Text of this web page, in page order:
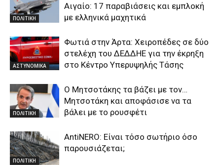
ΠΟΛΙΤΙΚΗ
Αιγαίο: 17 παραβιάσεις και εμπλοκή
με ελληνικά μαχητικά
ΑΣΤΥΝΟΜΙΚΑ
Φωτιά στην Άρτα: Χειροπέδες σε δύο
στελέχη του ΔΕΔΔΗΕ για την έκρηξη
στο Κέντρο Υπερυψηλής Τάσης
ΠΟΛΙΤΙΚΗ
Ο Μητσοτάκης τα βάζει με τον…
Μητσοτάκη και αποφάσισε να τα
βάλει με το ρουσφέτι
ΠΟΛΙΤΙΚΗ
AntiNERO: Είναι τόσο σωτήριο όσο
παρουσιάζεται;